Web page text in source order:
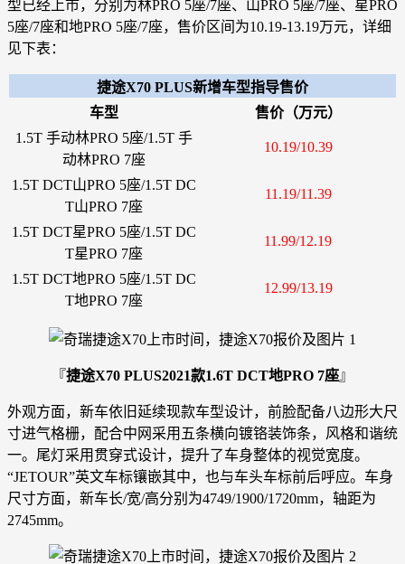
型已经上市，分别为林PRO 5座/7座、山PRO 5座/7座、星PRO
5座/7座和地PRO 5座/7座，售价区间为10.19-13.19万元，详细
见下表：
捷途X70 PLUS新增车型指导售价
车型
售价（万元）
1.5T 手动林PRO 5座/1.5T 手
动林PRO 7座
10.19/10.39
1.5T DCT山PRO 5座/1.5T DC
T山PRO 7座
11.19/11.39
1.5T DCT星PRO 5座/1.5T DC
T星PRO 7座
11.99/12.19
1.5T DCT地PRO 5座/1.5T DC
T地PRO 7座
12.99/13.19
『捷途X70 PLUS2021款1.6T DCT地PRO 7座』
外观方面，新车依旧延续现款车型设计，前脸配备八边形大尺
寸进气格栅，配合中网采用五条横向镀铬装饰条，风格和谐统
一。尾灯采用贯穿式设计，提升了车身整体的视觉宽度。
“JETOUR”英文车标镶嵌其中，也与车头车标前后呼应。车身
尺寸方面，新车长/宽/高分别为4749/1900/1720mm，轴距为
2745mm。